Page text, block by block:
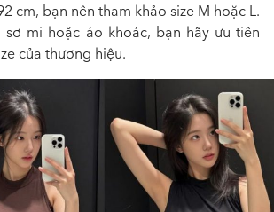
cm, bạn nên tham khảo size M hoặc L.
sơ mi hoặc áo khoác, bạn hãy ưu tiên
của thương hiệu.